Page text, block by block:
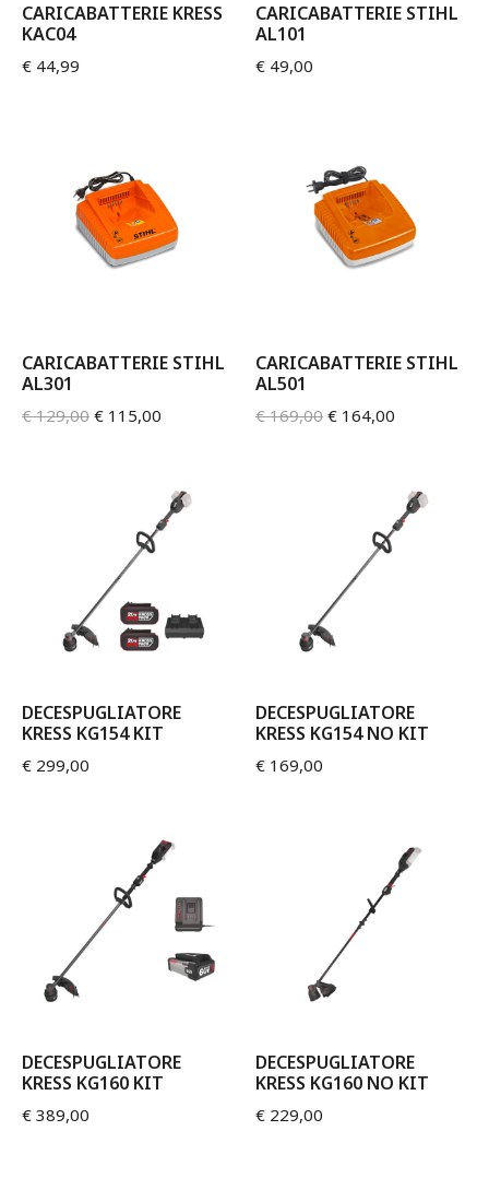
CARICABATTERIE KRESS
KAC04
€ 44,99
CARICABATTERIE STIHL
AL101
€ 49,00
CARICABATTERIE STIHL
AL301
€129,00 € 115,00
CARICABATTERIE STIHL
AL501
€169,00 € 164,00
DECESPUGLIATORE
KRESS KG154 KIT
€ 299,00
DECESPUGLIATORE
KRESS KG154 NO KIT
€ 169,00
DECESPUGLIATORE
KRESS KG160 KIT
€ 389,00
DECESPUGLIATORE
KRESS KG160 NO KIT
€ 229,00